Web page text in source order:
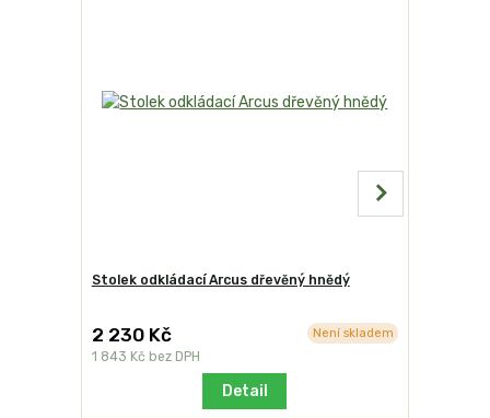
Stolek odkládací Arcus dřevěný hnědý
2 230 Kč
1 843 Kč bez DPH
Není skladem
Detail